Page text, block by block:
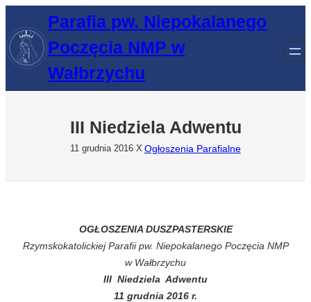
treści
Parafia pw. Niepokalanego
Poczęcia NMP w
Wałbrzychu
III Niedziela Adwentu
11 grudnia 2016 X Ogłoszenia Parafialne
OGŁOSZENIA DUSZPASTERSKIE
Rzymskokatolickiej Parafii pw. Niepokalanego Poczęcia NMP
w Wałbrzychu
III Niedziela Adwentu
11 grudnia 2016 r.